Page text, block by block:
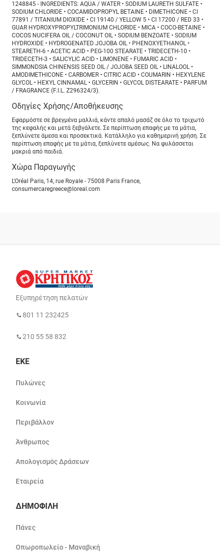
1248845 - INGREDIENTS: AQUA / WATER • SODIUM LAURETH SULFATE •
SODIUM CHLORIDE • COCAMIDOPROPYL BETAINE • DIMETHICONE • CI
77891 / TITANIUM DIOXIDE • CI 19140 / YELLOW 5 • CI 17200 / RED 33 •
GUAR HYDROXYPROPYLTRIMONIUM CHLORIDE • MICA • COCO-BETAINE •
COCOS NUCIFERA OIL / COCONUT OIL • SODIUM BENZOATE • SODIUM
HYDROXIDE • HYDROGENATED JOJOBA OIL • PHENOXYETHANOL •
STEARETH-6 • ACETIC ACID • PEG-100 STEARATE • TRIDECETH-10 •
TRIDECETH-3 • SALICYLIC ACID • LIMONENE • FUMARIC ACID •
SIMMONDSIA CHINENSIS SEED OIL / JOJOBA SEED OIL • LINALOOL •
AMODIMETHICONE • CARBOMER • CITRIC ACID • COUMARIN • HEXYLENE
GLYCOL • HEXYL CINNAMAL • GLYCERIN • GLYCOL DISTEARATE • PARFUM
/ FRAGRANCE (F.I.L. Z296324/3).
Οδηγίες Χρήσης/Αποθήκευσης
Εφαρμόστε σε βρεγμένα μαλλιά, κάντε απαλό μασάζ σε όλο το τριχωτό
της κεφαλής και μετά ξεβγάλετε. Σε περίπτωση επαφής με τα μάτια,
ξεπλύνετε άμεσα και προσεκτικά. Κατάλληλο για καθημερινή χρήση. Σε
περίπτωση επαφής με τα μάτια, ξεπλύνετε αμέσως. Να φυλάσσεται
μακριά από παιδιά.
Χώρα Παραγωγής
L'Oréal Paris, 14, rue Royale - 75008 Paris France,
consumercaregreece@loreal.com
Εξυπηρέτηση πελατών
801 11 232425
210 55 58 832
ΕΚΕ
Πυλώνες
Κοινωνία
Περιβάλλον
Άνθρωπος
Απολογισμός Δράσεων
Εταιρεία
ΔΗΜΟΦΙΛΗ
Πάνες
Οπωροπωλείο - Μαναβική